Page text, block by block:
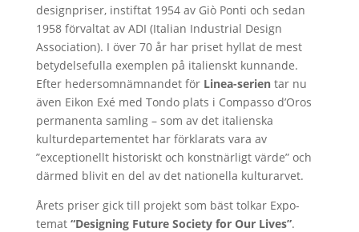
designpriser, instiftat 1954 av Giò Ponti och sedan
1958 förvaltat av ADI (Italian Industrial Design
Association). I över 70 år har priset hyllat de mest
betydelsefulla exemplen på italienskt kunnande.
Efter hedersomnämnandet för Linea-serientar nu
även Eikon Exé med Tondo plats i Compasso d’Oros
permanenta samling – som av det italienska
kulturdepartementet har förklarats vara av
”exceptionellt historiskt och konstnärligt värde” och
därmed blivit en del av det nationella kulturarvet.
Årets priser gick till projekt som bäst tolkar Expo-
temat “Designing Future Society for Our Lives”.